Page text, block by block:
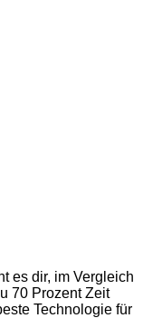
es dir, im Vergleich
70 Prozent Zeit
Technologie für